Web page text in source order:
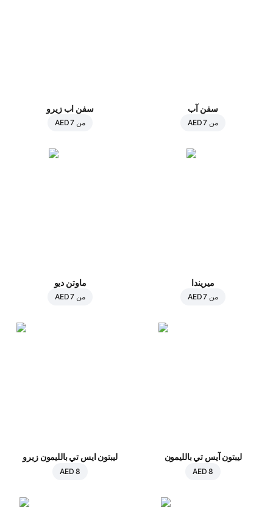
سفن آب
من AED 7
سفن اب زيرو
من AED 7
ميريندا
من AED 7
ماوتن ديو
من AED 7
ليبتون آيس تي بالليمون
AED 8
ليبتون ايس تي بالليمون زيرو
AED 8